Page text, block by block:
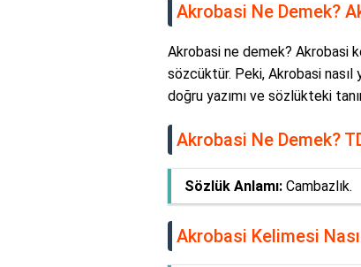
Akrobasi Ne Demek?
Akrobasi ne demek? Akrobasi
sözcüktür. Peki, Akrobasi nasıl
doğru yazımı ve sözlükteki
Akrobasi Ne Demek?
Sözlük Anlamı: Cambazlık.
Akrobasi Kelimesi Nasıl